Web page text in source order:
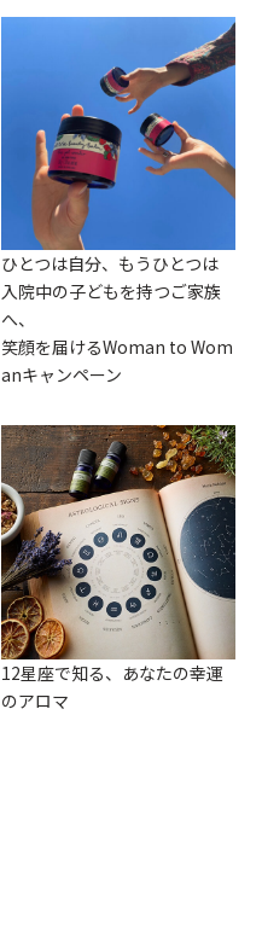
ひとつは自分、もうひとつは
入院中の子どもを持つご家族
へ、
笑顔を届けるWoman to Wom
anキャンペーン
12星座で知る、あなたの幸運
のアロマ